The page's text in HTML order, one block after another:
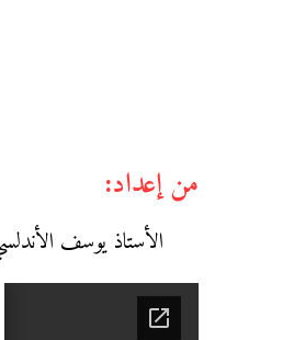
من إعداد:
الأستاذ يوسف